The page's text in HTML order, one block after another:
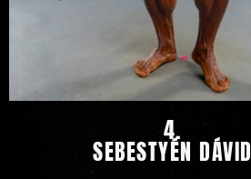
4.
SEBESTYÉN DÁVID